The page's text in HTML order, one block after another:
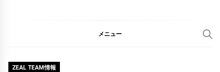
メニュー
ZEAL TEAM情報